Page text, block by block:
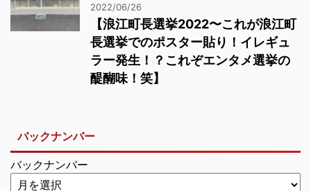
2022/06/26
【浪江町長選挙2022〜これが浪江町
長選挙でのポスター貼り！イレギュ
ラー発生！？これぞエンタメ選挙の
醍醐味！笑】
バックナンバー
バックナンバー